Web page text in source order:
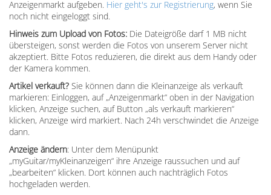
Anzeigenmarkt aufgeben. Hier geht's zur Registrierung, wenn Sie
noch nicht eingeloggt sind.
Hinweis zum Upload von Fotos: Die Dateigröße darf 1 MB nicht
übersteigen, sonst werden die Fotos von unserem Server nicht
akzeptiert. Bitte Fotos reduzieren, die direkt aus dem Handy oder
der Kamera kommen.
Artikel verkauft? Sie können dann die Kleinanzeige als verkauft
markieren: Einloggen, auf „Anzeigenmarkt“ oben in der Navigation
klicken, Anzeige suchen, auf Button „als verkauft markieren“
klicken, Anzeige wird markiert. Nach 24h verschwindet die Anzeige
dann.
Anzeige ändern: Unter dem Menüpunkt
„myGuitar/myKleinanzeigen“ ihre Anzeige raussuchen und auf
„bearbeiten“ klicken. Dort können auch nachträglich Fotos
hochgeladen werden.